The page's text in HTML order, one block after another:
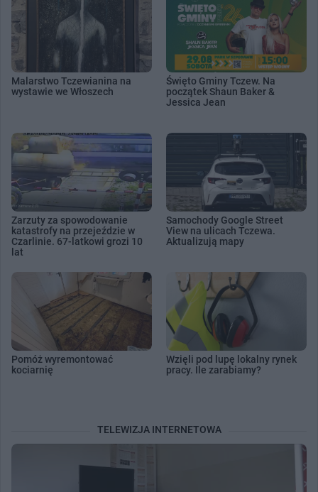
Malarstwo Tczewianina na
wystawie we Włoszech
Święto Gminy Tczew. Na
początek Shaun Baker &
Jessica Jean
Zarzuty za spowodowanie
katastrofy na przejeździe w
Czarlinie. 67-latkowi grozi 10
lat
Samochody Google Street
View na ulicach Tczewa.
Aktualizują mapy
Pomóż wyremontować
kociarnię
Wzięli pod lupę lokalny rynek
pracy. Ile zarabiamy?
TELEWIZJA INTERNETOWA